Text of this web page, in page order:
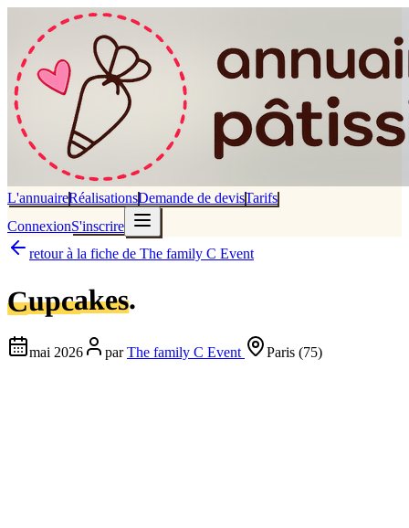
L'annuaireRéalisationsDemande de devisTarifs
ConnexionS'inscrire
retour à la fiche de The family C Event
Cupcakes.
mai 2026 par The family C Event Paris (75)